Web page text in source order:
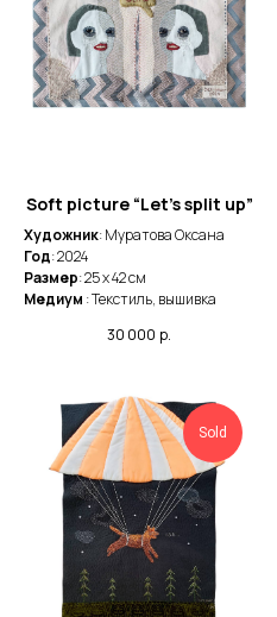
Soft picture “Let’s split up”
Художник: Муратова Оксана
Год: 2024
Размер: 25 x 42 cм
Медиум : Текстиль, вышивка
30 000 р.
Sold